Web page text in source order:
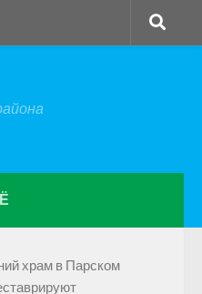
храм в Парском